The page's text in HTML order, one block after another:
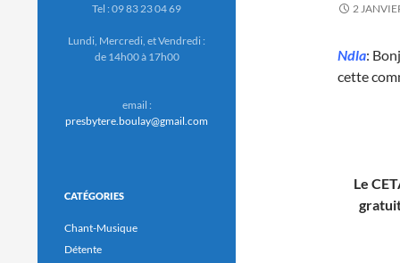
2
Ndla:
cette
Le
Tel : 09 83 23 04 69
Lundi, Mercredi, et Vendredi :
de 14h00 à 17h00
email :
presbytere.boulay@gmail.com
CATÉGORIES
Chant-Musique
Détente